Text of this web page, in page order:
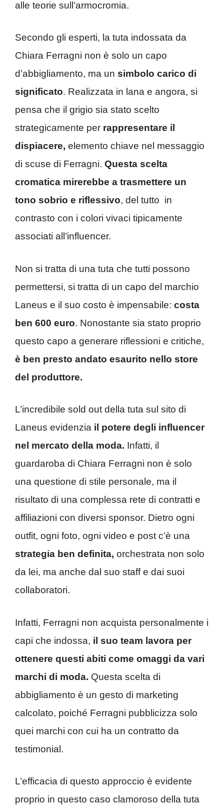
alle teorie sull’armocromia.
Secondo gli esperti, la tuta indossata da
Chiara Ferragni non è solo un capo
d’abbigliamento, ma un simbolo carico di
significato. Realizzata in lana e angora, si
pensa che il grigio sia stato scelto
strategicamente per rappresentare il
dispiacere, elemento chiave nel messaggio
di scuse di Ferragni. Questa scelta
cromatica mirerebbe a trasmettere un
tono sobrio e riflessivo, del tutto in
contrasto con i colori vivaci tipicamente
associati all’influencer.
Non si tratta di una tuta che tutti possono
permettersi, si tratta di un capo del marchio
Laneus e il suo costo è impensabile: costa
ben 600 euro. Nonostante sia stato proprio
questo capo a generare riflessioni e critiche,
è ben presto andato esaurito nello store
del produttore.
L’incredibile sold out della tuta sul sito di
Laneus evidenzia il potere degli influencer
nel mercato della moda. Infatti, il
guardaroba di Chiara Ferragni non è solo
una questione di stile personale, ma il
risultato di una complessa rete di contratti e
affiliazioni con diversi sponsor. Dietro ogni
outfit, ogni foto, ogni video e post c’è una
strategia ben definita, orchestrata non solo
da lei, ma anche dal suo staff e dai suoi
collaboratori.
Infatti, Ferragni non acquista personalmente i
capi che indossa, il suo team lavora per
ottenere questi abiti come omaggi da vari
marchi di moda. Questa scelta di
abbigliamento è un gesto di marketing
calcolato, poiché Ferragni pubblicizza solo
quei marchi con cui ha un contratto da
testimonial.
L’efficacia di questo approccio è evidente
proprio in questo caso clamoroso della tuta